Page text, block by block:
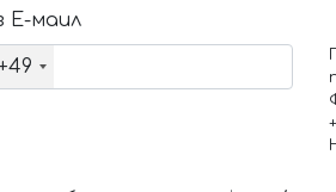
Е-маил